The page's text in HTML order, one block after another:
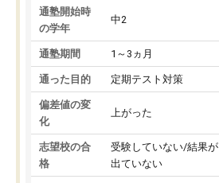
通塾開始時
の学年
中2
通塾期間 1～3ヵ月
通った目的 定期テスト対策
偏差値の変
化
上がった
志望校の合
格
受験していない/結果が
出ていない